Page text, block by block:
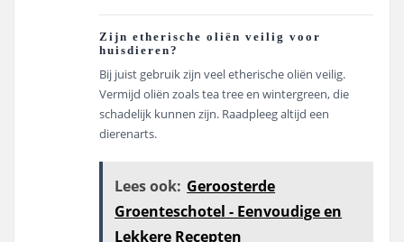
Zijn etherische oliën veilig voor
huisdieren?
Bij juist gebruik zijn veel etherische oliën veilig.
Vermijd oliën zoals tea tree en wintergreen, die
schadelijk kunnen zijn. Raadpleeg altijd een
dierenarts.
Lees ook: Geroosterde
Groenteschotel - Eenvoudige en
Lekkere Recepten